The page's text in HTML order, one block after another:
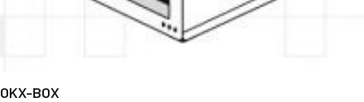
OKX-BOX